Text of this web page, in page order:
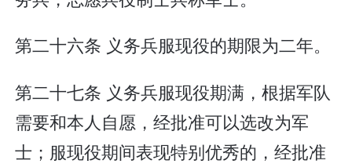
第二十六条 义务兵服现役的期限为二年。
第二十七条 义务兵服现役期满，根据军队
需要和本人自愿，经批准可以选改为军
士；服现役期间表现特别优秀的，经批准